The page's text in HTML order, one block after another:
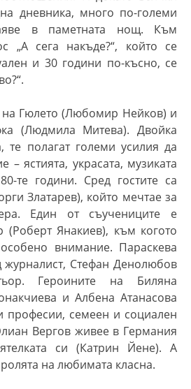
дневника, много по-големи
в паметната нощ. Към
„А сега накъде?“, който се
и 30 години по-късно, се
на Гюлето (Любомир Нейков) и
(Людмила Митева). Двойка
те полагат големи усилия да
– ястията, украсата, музиката
те години. Сред гостите са
Златарев), който мечтае за
Един от съучениците е
(Роберт Янакиев), към когото
внимание. Параскева
Стефан Денолюбов
Героините на Биляна
и Албена Атанасова
професии, семеен и социален
Вергов живее в Германия
си (Катрин Йене). А
на любимата класна.